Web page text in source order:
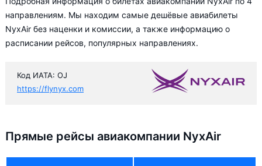
направлениям. Мы находим самые дешёвые авиабилеты
NyxAir без наценки и комиссии, а также информацию о
расписании рейсов, популярных направлениях.
Код ИАТА: OJ
https://flynyx.com
Прямые рейсы авиакомпании NyxAir